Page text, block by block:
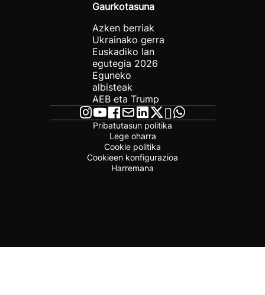
Gaurkotasuna
Azken berriak
Ukrainako gerra
Euskadiko lan
egutegia 2026
Eguneko
albisteak
AEB eta Trump
Pribatutasun politika
Lege oharra
Cookie politika
Cookieen konfigurazioa
Harremana